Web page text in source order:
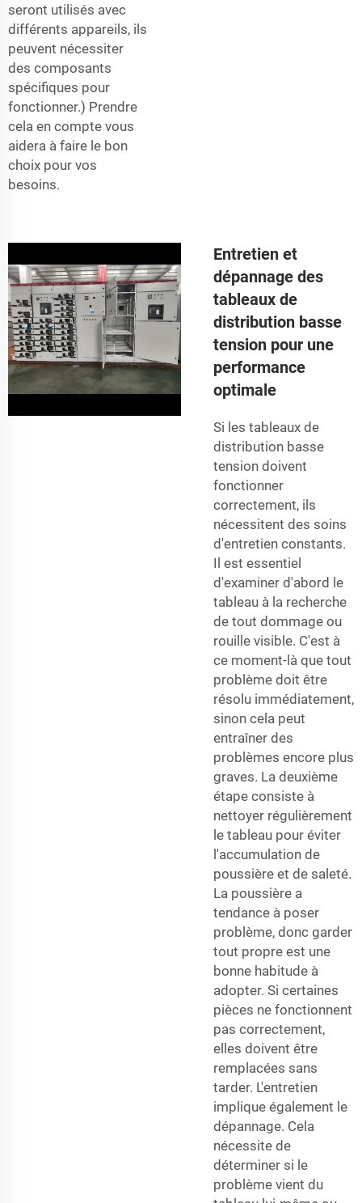
seront utilisés avec
différents appareils, ils
peuvent nécessiter
des composants
spécifiques pour
fonctionner.) Prendre
cela en compte vous
aidera à faire le bon
choix pour vos
besoins.
Entretien et
dépannage des
tableaux de
distribution basse
tension pour une
performance
optimale
Si les tableaux de
distribution basse
tension doivent
fonctionner
correctement, ils
nécessitent des soins
d'entretien constants.
Il est essentiel
d'examiner d'abord le
tableau à la recherche
de tout dommage ou
rouille visible. C'est à
ce moment-là que tout
problème doit être
résolu immédiatement,
sinon cela peut
entraîner des
problèmes encore plus
graves. La deuxième
étape consiste à
nettoyer régulièrement
le tableau pour éviter
l'accumulation de
poussière et de saleté.
La poussière a
tendance à poser
problème, donc garder
tout propre est une
bonne habitude à
adopter. Si certaines
pièces ne fonctionnent
pas correctement,
elles doivent être
remplacées sans
tarder. L'entretien
implique également le
dépannage. Cela
nécessite de
déterminer si le
problème vient du